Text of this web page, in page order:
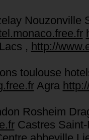
Nouzonville
, http://
toulouse
Agra
Rosheim
Castres Saint-